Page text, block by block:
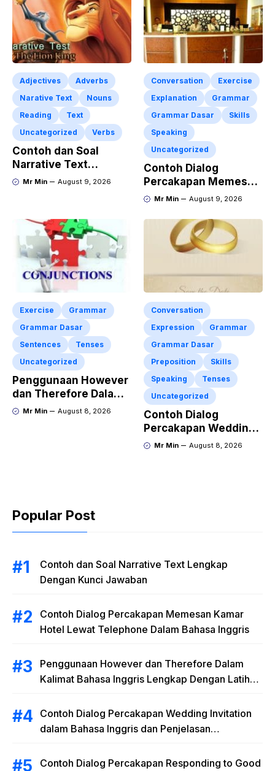
Adjectives
Adverbs
Narative Text
Nouns
Reading
Text
Uncategorized
Verbs
Contoh dan Soal
Narrative Text
Lengkap Dengan
Mr Min August 9, 2026
Conversation
Exercise
Explanation
Grammar
Grammar Dasar
Skills
Speaking
Uncategorized
Contoh Dialog
Percakapan Memesan
Kamar Hotel Lewat
Bahasa Inggris
Mr Min August 9, 2026
Exercise
Grammar
Grammar Dasar
Sentences
Tenses
Uncategorized
Penggunaan However
dan Therefore Dalam
Kalimat Bahasa
Mr Min August 8, 2026
Conversation
Expression
Grammar
Grammar Dasar
Preposition
Skills
Speaking
Tenses
Uncategorized
Contoh Dialog
Percakapan Wedding
Invitation dalam
Mr Min August 8, 2026
Popular Post
Contoh dan Soal Narrative Text Lengkap
Dengan Kunci Jawaban
Contoh Dialog Percakapan Memesan Kamar
Hotel Lewat Telephone Dalam Bahasa Inggris
Penggunaan However dan Therefore Dalam
Kalimat Bahasa Inggris Lengkap Dengan Latihan
Contoh Dialog Percakapan Wedding Invitation
dalam Bahasa Inggris dan Penjelasan
Contoh Dialog Percakapan Responding to Good